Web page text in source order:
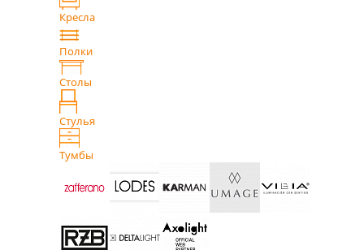
Кресла
Полки
Столы
Стулья
Тумбы